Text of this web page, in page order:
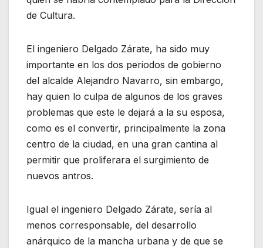
de Cultura.
El ingeniero Delgado Zárate, ha sido muy
importante en los dos periodos de gobierno
del alcalde Alejandro Navarro, sin embargo,
hay quien lo culpa de algunos de los graves
problemas que este le dejará a la su esposa,
como es el convertir, principalmente la zona
centro de la ciudad, en una gran cantina al
permitir que proliferara el surgimiento de
nuevos antros.
Igual el ingeniero Delgado Zárate, sería al
menos corresponsable, del desarrollo
anárquico de la mancha urbana y de que se